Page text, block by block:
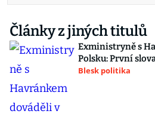
Články z jiných titulů
Exministryně s
Polsku: První
Blesk politika